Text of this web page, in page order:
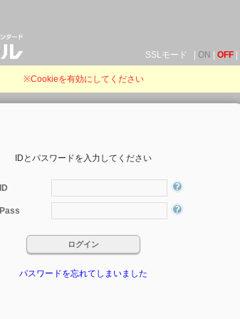
SSLモード | ON OFF
※Cookieを有効にしてください
IDとパスワードを入力してください
ID
Pass
パスワードを忘れてしまいました